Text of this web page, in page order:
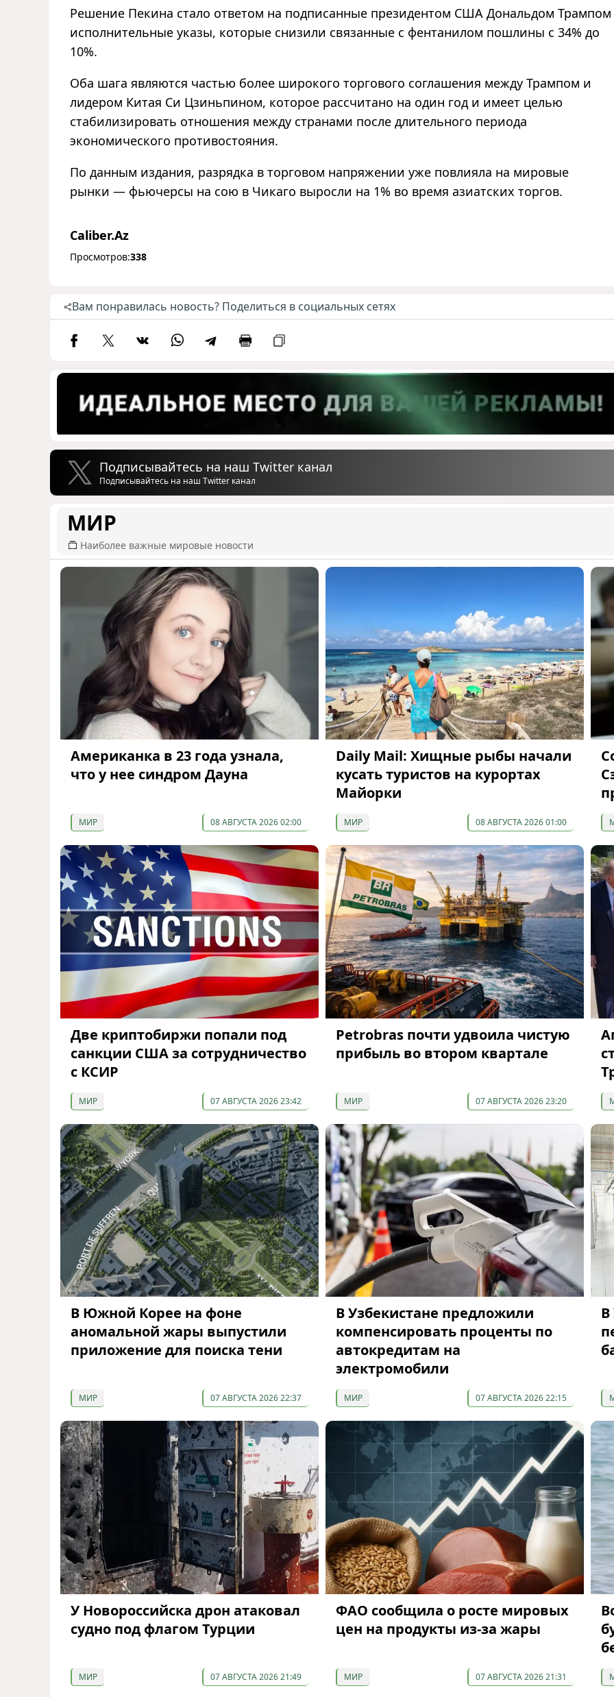
Решение Пекина стало ответом на подписанные президентом США Дональдом Трампом
исполнительные указы, которые снизили связанные с фентанилом пошлины с 34% до
10%.
Оба шага являются частью более широкого торгового соглашения между Трампом и
лидером Китая Си Цзиньпином, которое рассчитано на один год и имеет целью
стабилизировать отношения между странами после длительного периода
экономического противостояния.
По данным издания, разрядка в торговом напряжении уже повлияла на мировые
рынки — фьючерсы на сою в Чикаго выросли на 1% во время азиатских торгов.
Caliber.Az
Просмотров:338
Вам понравилась новость? Поделиться в социальных сетях
Подписывайтесь на наш Twitter канал
Подписывайтесь на наш Twitter канал
МИР
Наиболее важные мировые новости
Американка в 23 года узнала,
что у нее синдром Дауна
МИР 08 АВГУСТА 2026 02:00
Daily Mail: Хищные рыбы начали
кусать туристов на курортах
Майорки
МИР 08 АВГУСТА 2026 01:00
Две криптобиржи попали под
санкции США за сотрудничество
с КСИР
МИР 07 АВГУСТА 2026 23:42
Petrobras почти удвоила чистую
прибыль во втором квартале
МИР 07 АВГУСТА 2026 23:20
В Южной Корее на фоне
аномальной жары выпустили
приложение для поиска тени
МИР 07 АВГУСТА 2026 22:37
В Узбекистане предложили
компенсировать проценты по
автокредитам на
электромобили
МИР 07 АВГУСТА 2026 22:15
В
У Новороссийска дрон атаковал
судно под флагом Турции
МИР 07 АВГУСТА 2026 21:49
ФАО сообщила о росте мировых
цен на продукты из-за жары
МИР 07 АВГУСТА 2026 21:31